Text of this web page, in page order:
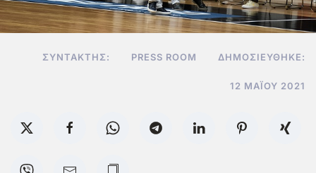
ΣΥΝΤΆΚΤΗΣ: PRESS ROOM ΔΗΜΟΣΙΕΎΘΗΚΕ:
12 ΜΑΪ́ΟΥ 2021